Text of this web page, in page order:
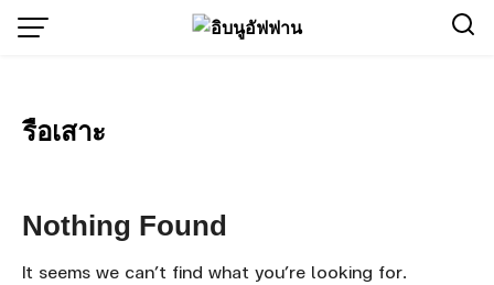
Skip
รือเสาะ
Nothing Found
It seems we can’t find what you’re looking for.